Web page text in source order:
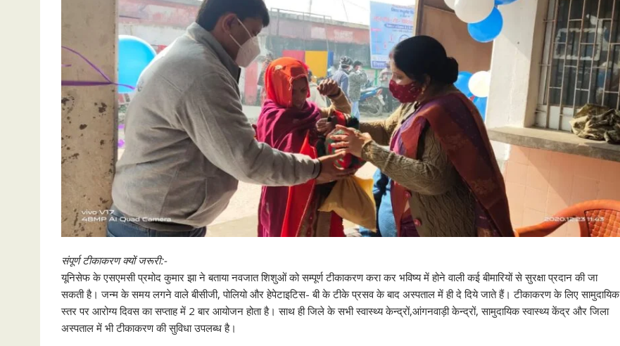
संपूर्ण टीकाकरण क्यों जरूरी:-
यूनिसेफ के एसएमसी प्रमोद कुमार झा ने बताया नवजात शिशुओं को सम्पूर्ण टीकाकरण करा कर भविष्य में होने वाली कई बीमारियों से सुरक्षा प्रदान की जा
सकती है। जन्म के समय लगने वाले बीसीजी, पोलियो और हेपेटाइटिस- बी के टीके प्रसव के बाद अस्पताल में ही दे दिये जाते हैं। टीकाकरण के लिए सामुदायिक
स्तर पर आरोग्य दिवस का सप्ताह में 2 बार आयोजन होता है। साथ ही जिले के सभी स्वास्थ्य केन्द्रों,आंगनवाड़ी केन्द्रों, सामुदायिक स्वास्थ्य केंद्र और जिला
अस्पताल में भी टीकाकरण की सुविधा उपलब्ध है।